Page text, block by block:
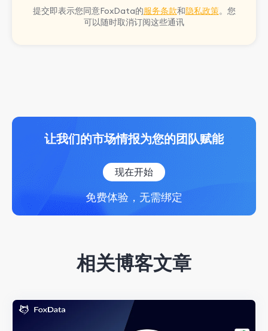
提交即表示您同意FoxData的服务条款和隐私政策。您
可以随时取消订阅这些通讯
让我们的市场情报为您的团队赋能
现在开始
免费体验，无需绑定
相关博客文章